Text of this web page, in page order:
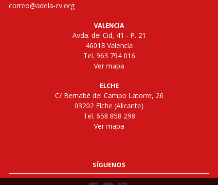
correo@adela-cv.org
VALENCIA
Avda. del Cid, 41 - P. 21
46018 Valencia
Tel. 963 794 016
Ver mapa
ELCHE
C/ Bernabé del Campo Latorre, 26
03202 Elche (Alicante)
Tel. 658 858 298
Ver mapa
SÍGUENOS